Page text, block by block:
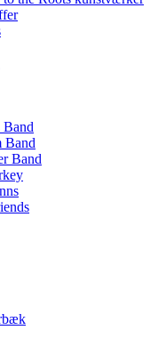
Band
Band